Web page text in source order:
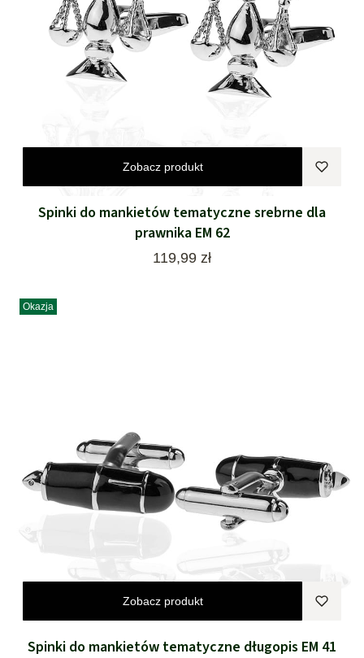
Zobacz produkt
Spinki do mankietów tematyczne srebrne dla
prawnika EM 62
Cena
119,99 zł
Okazja
Zobacz produkt
Spinki do mankietów tematyczne długopis EM 41